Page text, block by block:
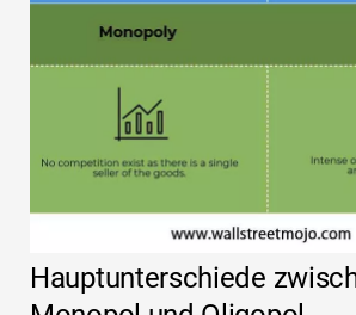
Hauptunterschiede